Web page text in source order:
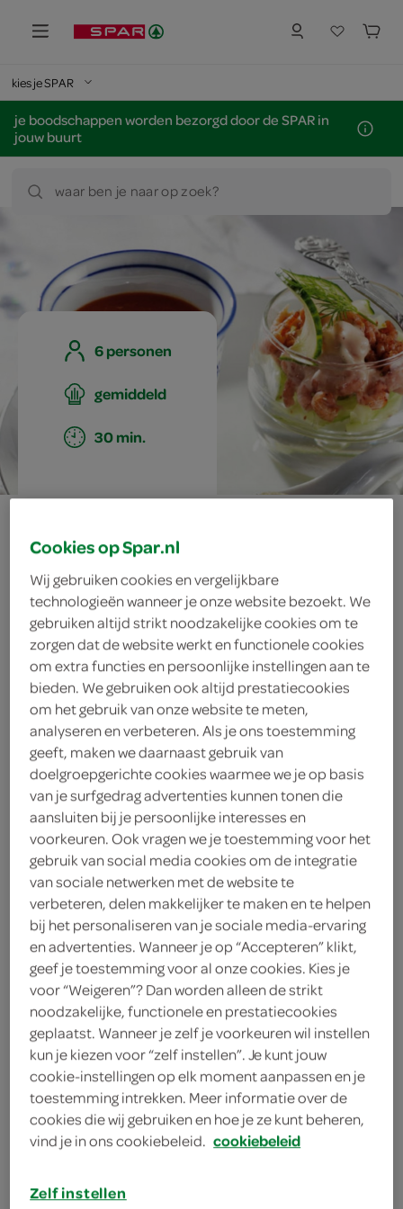
kies je SPAR
je boodschappen worden bezorgd door de SPAR in
jouw buurt
waar ben je naar op zoek?
6 personen
gemiddeld
30 min.
garnalenpalet
ingrediënten
2 eetlepels verse bieslook
200 gram Hollandse garnalen
100 milliliter kookroom
1 liter kreeftensoep
1 liter kreeftensoep
200 gram Hollandse garnalen
1 eetlepel verse dille
2 eetlepels limoensap
2 eetlepels citroensap
100 milliliter yoghurtmayonaise
200 gram Hollandse garnalen
1 komkommer
Cookies op Spar.nl
Wij gebruiken cookies en vergelijkbare
technologieën wanneer je onze website bezoekt. We
gebruiken altijd strikt noodzakelijke cookies om te
zorgen dat de website werkt en functionele cookies
om extra functies en persoonlijke instellingen aan te
bieden. We gebruiken ook altijd prestatiecookies
om het gebruik van onze website te meten,
analyseren en verbeteren. Als je ons toestemming
geeft, maken we daarnaast gebruik van
doelgroepgerichte cookies waarmee we je op basis
van je surfgedrag advertenties kunnen tonen die
aansluiten bij je persoonlijke interesses en
voorkeuren. Ook vragen we je toestemming voor het
gebruik van social media cookies om de integratie
van sociale netwerken met de website te
verbeteren, delen makkelijker te maken en te helpen
bij het personaliseren van je sociale media-ervaring
en advertenties. Wanneer je op “Accepteren” klikt,
geef je toestemming voor al onze cookies. Kies je
voor “Weigeren”? Dan worden alleen de strikt
noodzakelijke, functionele en prestatiecookies
geplaatst. Wanneer je zelf je voorkeuren wil instellen
kun je kiezen voor “zelf instellen”. Je kunt jouw
cookie-instellingen op elk moment aanpassen en je
toestemming intrekken. Meer informatie over de
cookies die wij gebruiken en hoe je ze kunt beheren,
vind je in ons cookiebeleid. cookiebeleid
Zelf instellen